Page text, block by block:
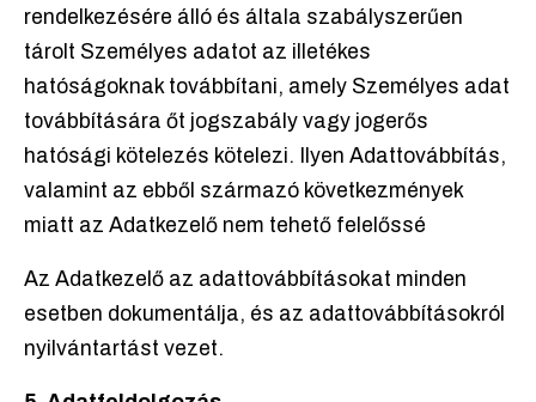
rendelkezésére álló és általa szabályszerűen
tárolt Személyes adatot az illetékes
hatóságoknak továbbítani, amely Személyes adat
továbbítására őt jogszabály vagy jogerős
hatósági kötelezés kötelezi. Ilyen Adattovábbítás,
valamint az ebből származó következmények
miatt az Adatkezelő nem tehető felelőssé
Az Adatkezelő az adattovábbításokat minden
esetben dokumentálja, és az adattovábbításokról
nyilvántartást vezet.